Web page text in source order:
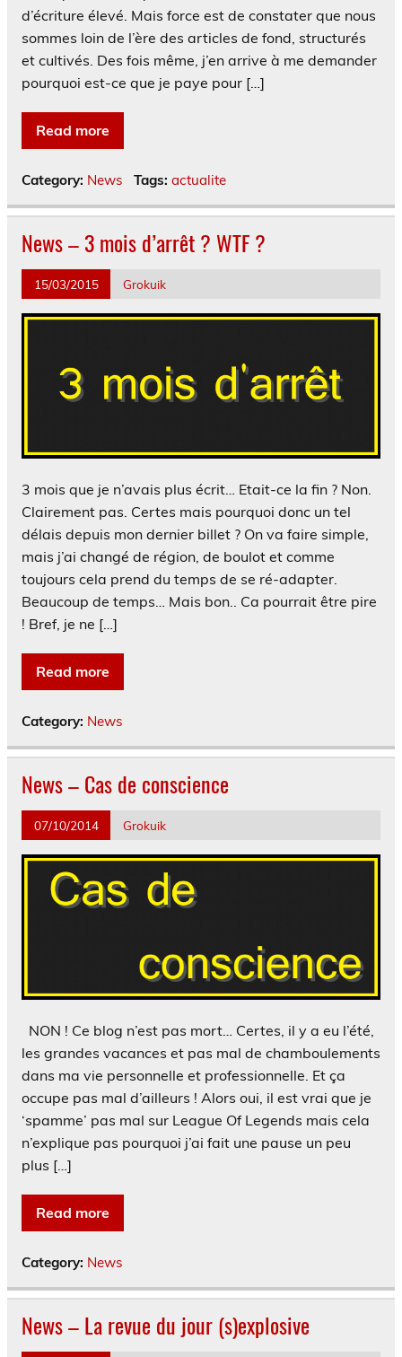
d’écriture élevé. Mais force est de constater que nous
sommes loin de l’ère des articles de fond, structurés
et cultivés. Des fois même, j’en arrive à me demander
pourquoi est-ce que je paye pour […]
Read more
Category: News Tags: actualite
News – 3 mois d’arrêt ? WTF ?
15/03/2015 Grokuik
3 mois que je n’avais plus écrit… Etait-ce la fin ? Non.
Clairement pas. Certes mais pourquoi donc un tel
délais depuis mon dernier billet ? On va faire simple,
mais j’ai changé de région, de boulot et comme
toujours cela prend du temps de se ré-adapter.
Beaucoup de temps… Mais bon.. Ca pourrait être pire
! Bref, je ne […]
Read more
Category: News
News – Cas de conscience
07/10/2014 Grokuik
NON ! Ce blog n’est pas mort… Certes, il y a eu l’été,
les grandes vacances et pas mal de chamboulements
dans ma vie personnelle et professionnelle. Et ça
occupe pas mal d’ailleurs ! Alors oui, il est vrai que je
‘spamme’ pas mal sur League Of Legends mais cela
n’explique pas pourquoi j’ai fait une pause un peu
plus […]
Read more
Category: News
News – La revue du jour (s)explosive